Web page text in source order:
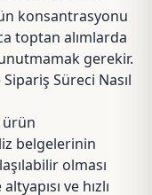
konsantrasyonu
toptan alımlarda
gerekir.
Süreci Nasıl
ürün
belgelerinin
olması
ve hızlı